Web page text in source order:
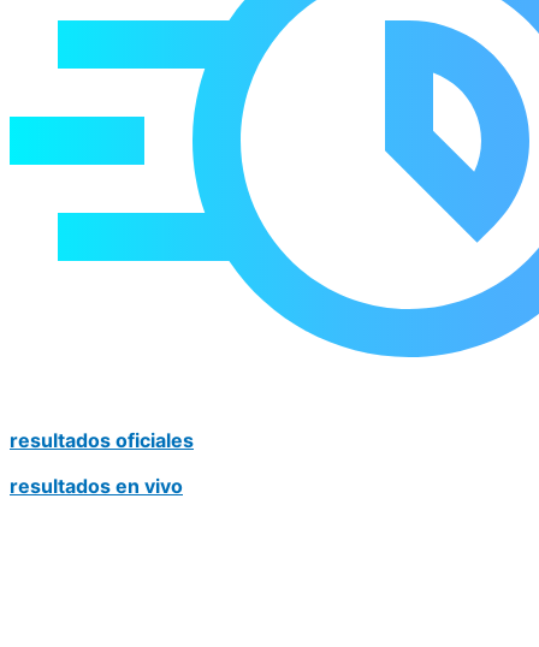
resultados oficiales
resultados en vivo